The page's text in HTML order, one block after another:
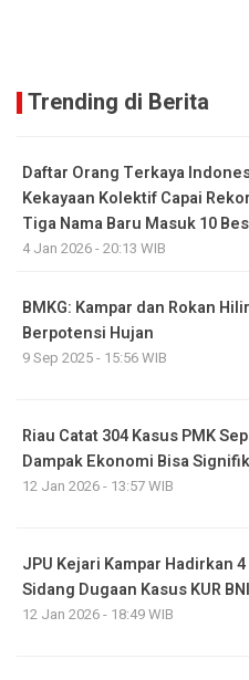
Trending di Berita
Daftar Orang Terkaya
Kekayaan Kolektif Capai
Tiga Nama Baru Masuk 10
4 Jan 2026 - 20:13 WIB
BMKG: Kampar dan Rokan
Berpotensi Hujan
9 Sep 2025 - 15:56 WIB
Riau Catat 304 Kasus PMK
Dampak Ekonomi Bisa
12 Jan 2026 - 13:57 WIB
JPU Kejari Kampar Hadirkan
Sidang Dugaan Kasus KUR
12 Jan 2026 - 18:49 WIB